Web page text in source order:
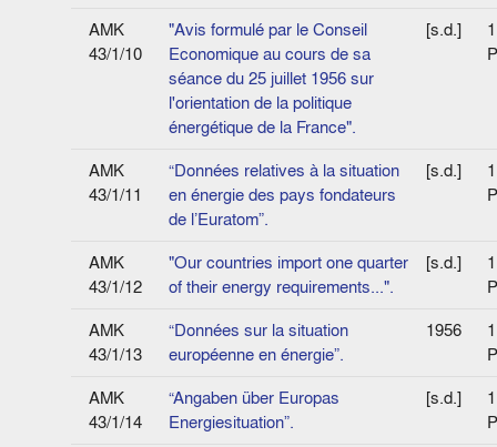
AMK
43/1/10
"Avis formulé par le Conseil
Economique au cours de sa
séance du 25 juillet 1956 sur
l'orientation de la politique
énergétique de la France".
[s.d.]
1
AMK
43/1/11
“Données relatives à la situation
en énergie des pays fondateurs
de l’Euratom”.
[s.d.]
1
AMK
43/1/12
"Our countries import one quarter
of their energy requirements...".
[s.d.]
1
AMK
43/1/13
“Données sur la situation
européenne en énergie”.
1956
1
AMK
43/1/14
“Angaben über Europas
Energiesituation”.
[s.d.]
1